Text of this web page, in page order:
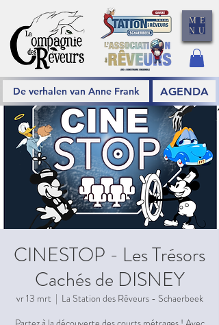
De verhalen van Anne Frank AGENDA
ME
NU
CINESTOP - Les Trésors
Cachés de DISNEY
vr 13 mrt
  |
La Station des Rêveurs - Schaerbeek